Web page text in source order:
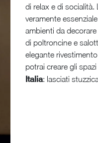
di relax e di
veramente
ambienti da
di poltroncine e
elegante
potrai creare gli
Italia: lasciati